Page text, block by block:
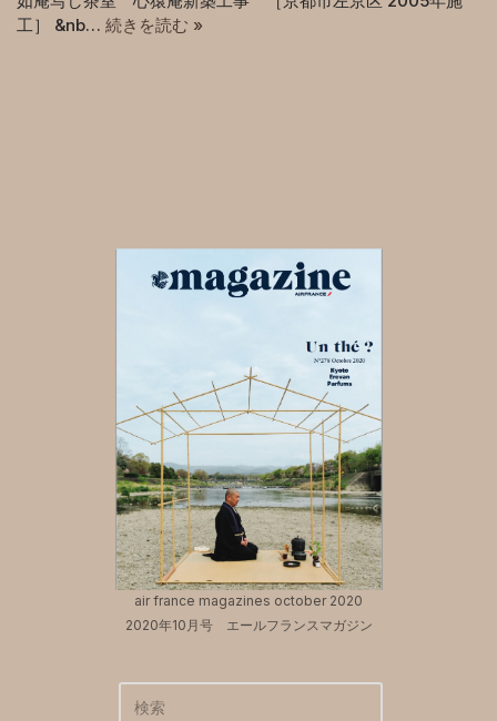
工］ &nb… 続きを読む »
air france magazines october 2020
2020年10月号 エールフランスマガジン